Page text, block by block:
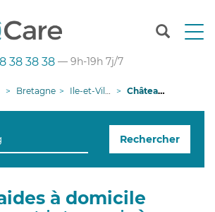
T
n
g
38 38 38 — 9h-19h 7j/7
Bretagne Ile-et-Vilaine Châteaubourg
Rechercher
à domicile